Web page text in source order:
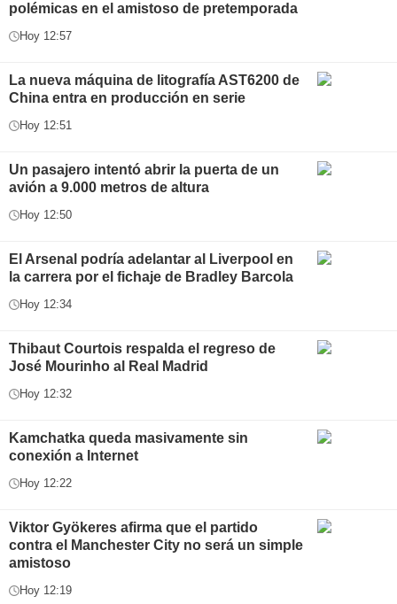
polémicas en el amistoso de pretemporada
Hoy 12:57
La nueva máquina de litografía AST6200 de
China entra en producción en serie
Hoy 12:51
Un pasajero intentó abrir la puerta de un
avión a 9.000 metros de altura
Hoy 12:50
El Arsenal podría adelantar al Liverpool en
la carrera por el fichaje de Bradley Barcola
Hoy 12:34
Thibaut Courtois respalda el regreso de
José Mourinho al Real Madrid
Hoy 12:32
Kamchatka queda masivamente sin
conexión a Internet
Hoy 12:22
Viktor Gyökeres afirma que el partido
contra el Manchester City no será un simple
amistoso
Hoy 12:19